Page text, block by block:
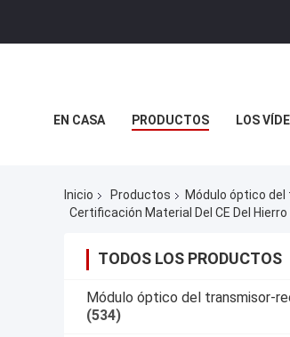
EN CASA PRODUCTOS LOS
Inicio Productos
Módulo óptico
Certificación Material Del CE Del
TODOS LOS PRODUCTOS
Módulo óptico del transmisor-
(534)